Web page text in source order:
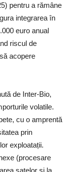
pentru a rămâne
integrarea în
euro anual
riscul de
acopere
de Inter-Bio,
volatile.
cu o amprentă
prin
exploatații.
(procesare
satelor și la